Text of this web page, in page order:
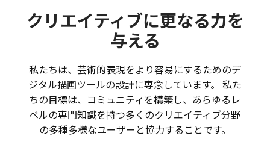
クリエイティブに更なる力を
与える
私たちは、芸術的表現をより容易にするためのデ
ジタル描画ツールの設計に専念しています。 私た
ちの目標は、コミュニティを構築し、あらゆるレ
ベルの専門知識を持つ多くのクリエイティブ分野
の多種多様なユーザーと協力することです。